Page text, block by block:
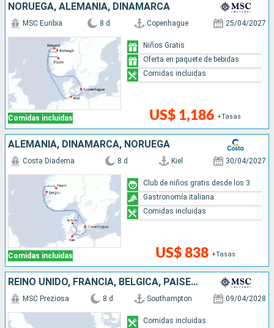
NORUEGA, ALEMANIA, DINAMARCA
Comidas incluidas
MSC Euribia 8 d Copenhague 25/04/2027
US$ 1,186 +Tasas
Niños Gratis
Oferta en paquete de bebidas
Comidas incluidas
ALEMANIA, DINAMARCA, NORUEGA
Comidas incluidas
Costa Diadema 8 d Kiel 30/04/2027
US$ 838 +Tasas
Club de niños gratis desde los 3
Gastronomía italiana
Comidas incluidas
REINO UNIDO, FRANCIA, BÉLGICA, PAISES BAJOS, ALEMANIA
MSC Preziosa 8 d Southampton 09/04/2028
Comidas incluidas